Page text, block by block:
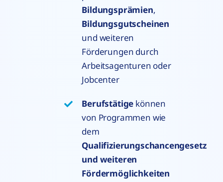
Bildungsprämien,
Bildungsgutscheinen
und weiteren
Förderungen durch
Arbeitsagenturen oder
Jobcenter
Berufstätige können
von Programmen wie
dem
Qualifizierungschancengesetz
und weiteren
Fördermöglichkeiten